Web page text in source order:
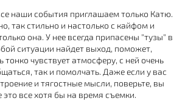
наши события приглашаем только Катю.
так стильно и настолько с кайфом и
она. У нее всегда припасены "тузы" в
ситуации найдет выход, поможет,
тонко чувствует атмосферу, с ней очень
так и помолчать. Даже если у вас
и тягостные мысли, поверьте, вы
это все хотя бы на время съемки.